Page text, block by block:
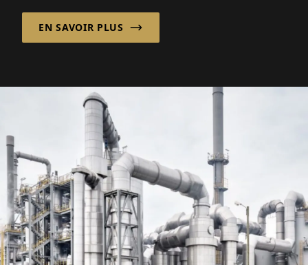
combinant une conception de navires
personnalisée avec un modèle
EN SAVOIR PLUS